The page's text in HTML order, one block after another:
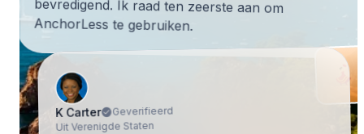
AnchorLess te gebruiken.
K Carter Geverifieerd
Uit Verenigde Staten